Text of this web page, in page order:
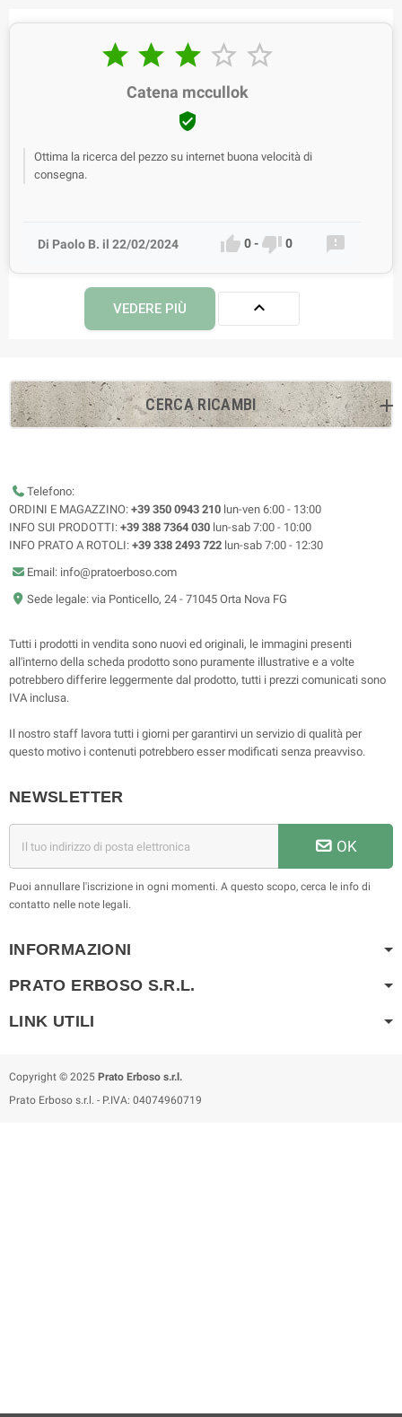
    
Catena mccullok

Ottima la ricerca del pezzo su internet buona velocità di
consegna.
Di Paolo B. il 22/02/2024  0-  0 
VEDERE PIÙ 
CERCA RICAMBI
Telefono:
ORDINI E MAGAZZINO: +39 350 0943 210 lun-ven 6:00 - 13:00
INFO SUI PRODOTTI: +39 388 7364 030 lun-sab 7:00 - 10:00
INFO PRATO A ROTOLI: +39 338 2493 722 lun-sab 7:00 - 12:30
Email: info@pratoerboso.com
Sede legale: via Ponticello, 24 - 71045 Orta Nova FG
Tutti i prodotti in vendita sono nuovi ed originali, le immagini presenti
all'interno della scheda prodotto sono puramente illustrative e a volte
potrebbero differire leggermente dal prodotto, tutti i prezzi comunicati sono
IVA inclusa.
Il nostro staff lavora tutti i giorni per garantirvi un servizio di qualità per
questo motivo i contenuti potrebbero esser modificati senza preavviso.
NEWSLETTER
OK
Puoi annullare l'iscrizione in ogni momenti. A questo scopo, cerca le info di
contatto nelle note legali.
INFORMAZIONI
PRATO ERBOSO S.R.L.
LINK UTILI
Copyright © 2025 Prato Erboso s.r.l.
Prato Erboso s.r.l. - P.IVA: 04074960719